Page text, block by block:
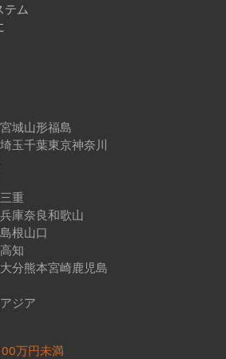
テム
宮城山形福島
埼玉千葉東京神奈川
三重
兵庫奈良和歌山
島根山口
高知
大分熊本宮崎鹿児島
アジア
万円未満